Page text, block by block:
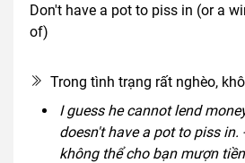
Don't have a pot to piss in (or a
of)
Trong tình trạng rất nghèo,
I guess he cannot lend
doesn't have a pot to piss in.
không thể cho bạn mượn